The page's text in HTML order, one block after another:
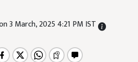
3 March, 2025 4:21 PM IST